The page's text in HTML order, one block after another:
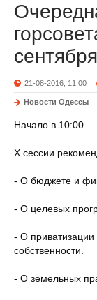
сентября
21-08-2016, 11:00
Новости Одессы
Начало в 10:00.
X сессии
- О бюджете и
- О целевых
- О приватизации
собственности.
- О земельных